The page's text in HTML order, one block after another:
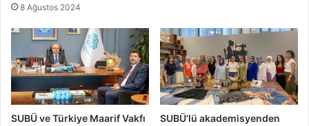
8 Ağustos 2024
SUBÜ ve Türkiye Maarif Vakfı
SUBÜ’lü akademisyenden